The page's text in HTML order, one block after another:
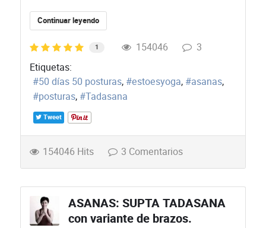
Continuar leyendo
1 154046
3
Etiquetas:
50 días 50 posturas
estoesyoga
asanas
posturas
Tadasana
Tweet
154046 Hits 3 Comentarios
ASANAS: SUPTA TADASANA
con variante de brazos.